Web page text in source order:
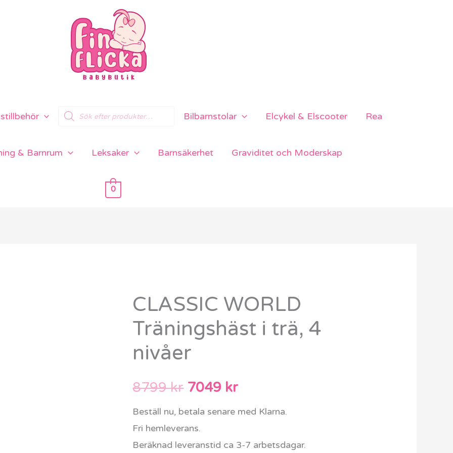
Products
search
Bilbarnstolar Elcykel & Elscooter Rea
& Barnrum Leksaker Barnsäkerhet Graviditet och Moderskap
0
CLASSIC WORLD
Träningshäst i trä, 4
nivåer
8799kr
Det
ursprungliga
priset
var:
8799 kr.
7049 kr
Det
nuvarande
är:
7049 kr.
Beställ nu, betala senare med Klarna.
Fri hemleverans.
Beräknad leveranstid ca 3-7 arbetsdagar.